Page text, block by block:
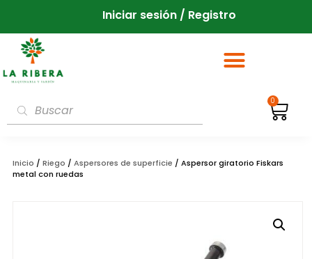
Iniciar sesión / Registro
0
Inicio / Riego / Aspersores de superficie / Aspersor giratorio Fiskars
metal con ruedas